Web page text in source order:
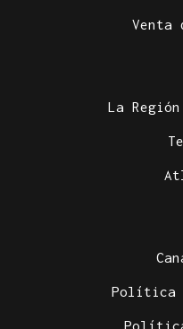
Venta
La
Política